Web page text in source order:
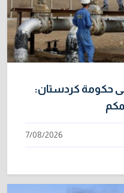
حكومة كردستان:
7/08/2026